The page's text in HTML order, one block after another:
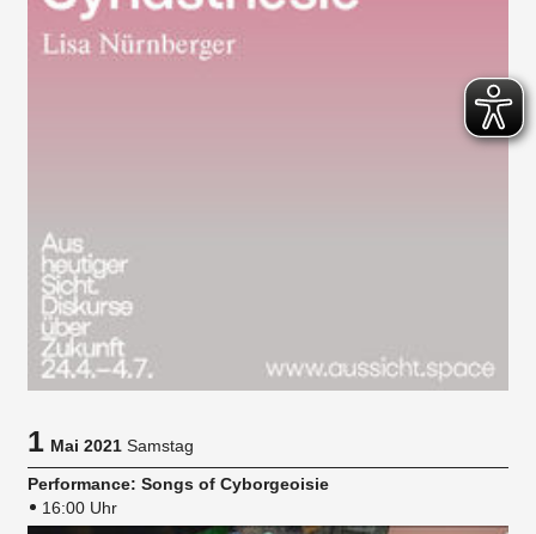
1Mai 2021 Samstag
Performance: Songs of Cyborgeoisie
16:00 Uhr